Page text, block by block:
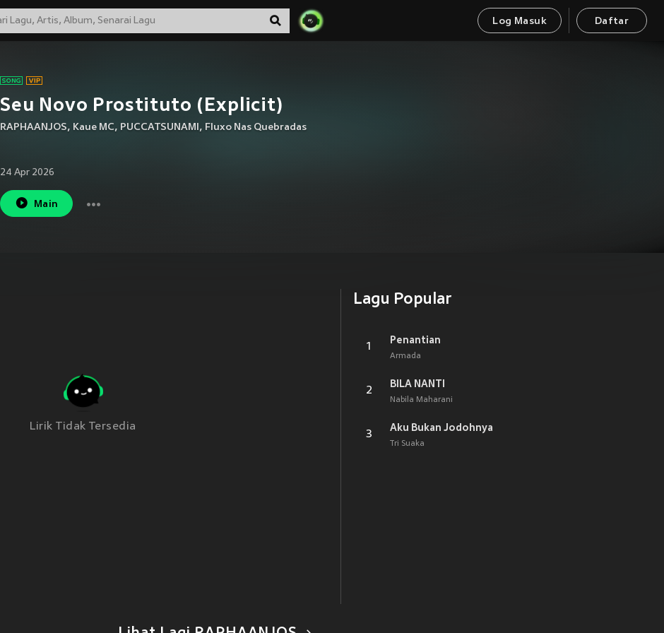
Log Masuk Daftar
Seu Novo Prostituto (Explicit)
RAPHAANJOS, Kaue MC, PUCCATSUNAMI, Fluxo Nas Quebradas
24 Apr 2026
Main
Lirik Tidak Tersedia
Lagu Popular
1
Penantian
Armada
2
BILA NANTI
Nabila Maharani
3
Aku Bukan Jodohnya
Tri Suaka